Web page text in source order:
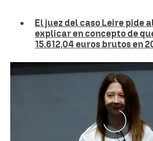
El juez del caso Leire pide
explicar en concepto de
15.612,04 euros brutos en